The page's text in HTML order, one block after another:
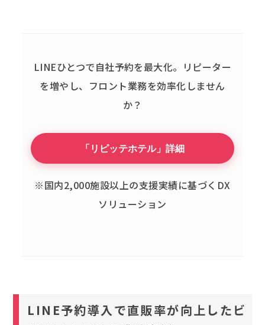
LINEひとつで自社予約を最大化。 リピーター
を増やし、フロント業務を効率化しません
か？
「リピッテホテル」詳細
※国内2,000施設以上の支援実績に基づくDX
ソリューション
LINE予約導入で直販率が向上したビ